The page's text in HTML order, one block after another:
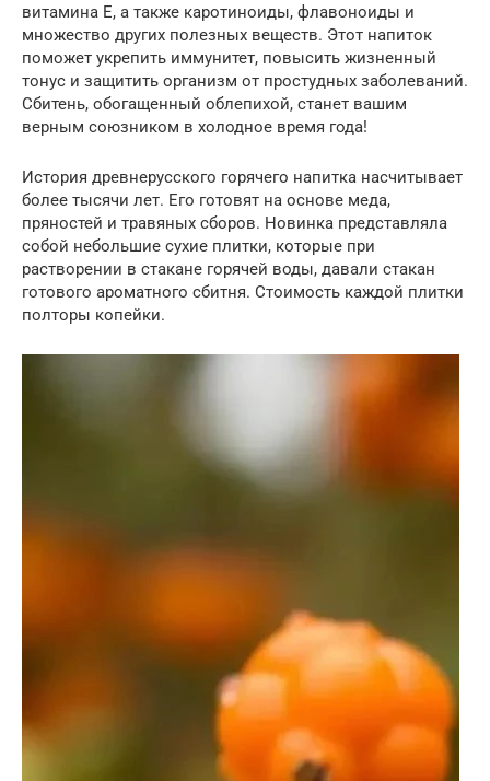
витамина E, а также каротиноиды, флавоноиды и
множество других полезных веществ. Этот напиток
поможет укрепить иммунитет, повысить жизненный
тонус и защитить организм от простудных заболеваний.
Сбитень, обогащенный облепихой, станет вашим
верным союзником в холодное время года!
История древнерусского горячего напитка насчитывает
более тысячи лет. Его готовят на основе меда,
пряностей и травяных сборов. Новинка представляла
собой небольшие сухие плитки, которые при
растворении в стакане горячей воды, давали стакан
готового ароматного сбитня. Стоимость каждой плитки
полторы копейки.